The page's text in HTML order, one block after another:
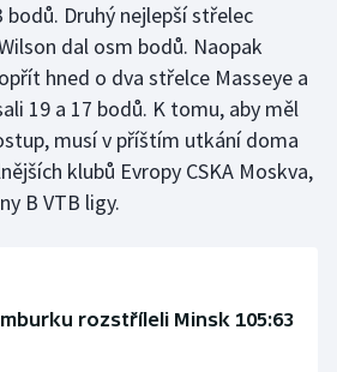
Druhý nejlepší střelec
dal osm bodů. Naopak
hned o dva střelce Masseye a
19 a 17 bodů. K tomu, aby měl
musí v příštím utkání doma
klubů Evropy CSKA Moskva,
B VTB ligy.
rozstříleli Minsk 105:63